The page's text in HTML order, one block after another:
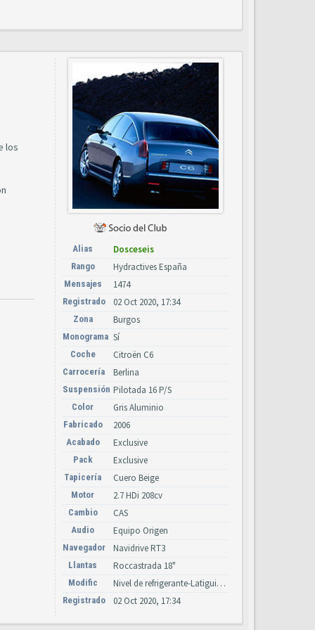
los
Alias Dosceseis
Rango Hydractives España
Mensajes 1474
Registrado 02 Oct 2020, 17:34
Zona Burgos
Monograma Sí
Coche Citroën C6
Carrocería Berlina
Suspensión Pilotada 16 P/S
Color Gris Aluminio
Fabricado 2006
Acabado Exclusive
Pack Exclusive
Tapicería Cuero Beige
Motor 2.7 HDi 208cv
Cambio CAS
Audio Equipo Origen
Navegador Navidrive RT3
Llantas Roccastrada 18"
Modific Nivel de refrigerante-Latiguillos suspensión y dirección, led FAP.
Registrado 02 Oct 2020, 17:34